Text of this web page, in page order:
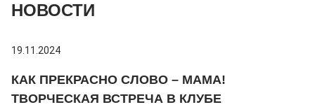
НОВОСТИ
19.11.2024
КАК ПРЕКРАСНО СЛОВО – МАМА!
ТВОРЧЕСКАЯ ВСТРЕЧА В КЛУБЕ